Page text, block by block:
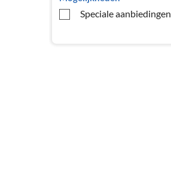
Speciale aanbiedingen